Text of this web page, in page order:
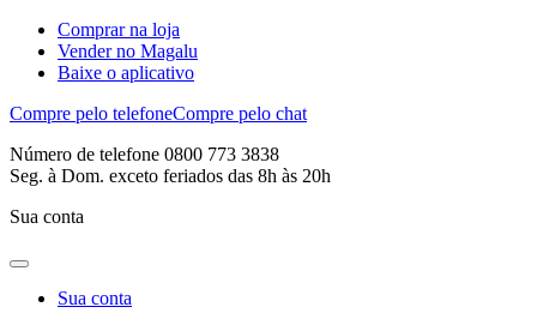
Comprar na loja
Vender no Magalu
Baixe o aplicativo
Compre pelo telefoneCompre pelo chat
Número de telefone 0800 773 3838
Seg. à Dom. exceto feriados das 8h às 20h
Sua conta
Sua conta